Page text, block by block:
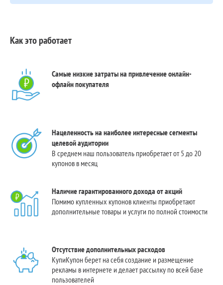
Как это работает
Самые низкие затраты на привлечение онлайн-
офлайн покупателя
Нацеленность на наиболее интересные сегменты
целевой аудитории
В среднем наш пользователь приобретает от 5 до 20
купонов в месяц
Наличие гарантированного дохода от акций
Помимо купленных купонов клиенты приобретают
дополнительные товары и услуги по полной стоимости
Отсутствие дополнительных расходов
КупиКупон берет на себя создание и размещение
рекламы в интернете и делает рассылку по всей базе
пользователей